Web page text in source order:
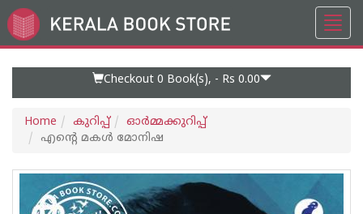
Go
to
Checkout 0 Book(s), - Rs 0.00
Home കുറിപ്പ്‌
ഓര്‍മ്മക്കുറിപ്പ്‌
എന്റെ മകള്‍ മോനിഷ